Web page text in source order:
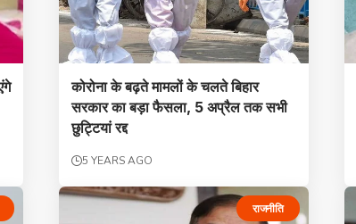
कोरोना के बढ़ते मामलों के चलते ब‍िहार
सरकार का बड़ा फैसला, 5 अप्रैल तक सभी
छुट्टियां रद्द
5 YEARS AGO
राजनीति